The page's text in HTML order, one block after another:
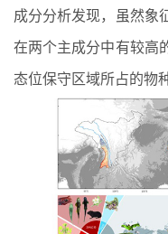
成分分析发现，虽然象
在两个主成分中有较高
态位保守区域所占的物